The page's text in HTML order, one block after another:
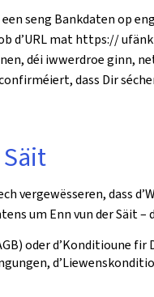
seng Bankdaten op
d’URL mat https://
déi iwwerdroe ginn,
dass Dir
vergewësseren, dass
um Enn vun der Säit
oder d’Konditioune